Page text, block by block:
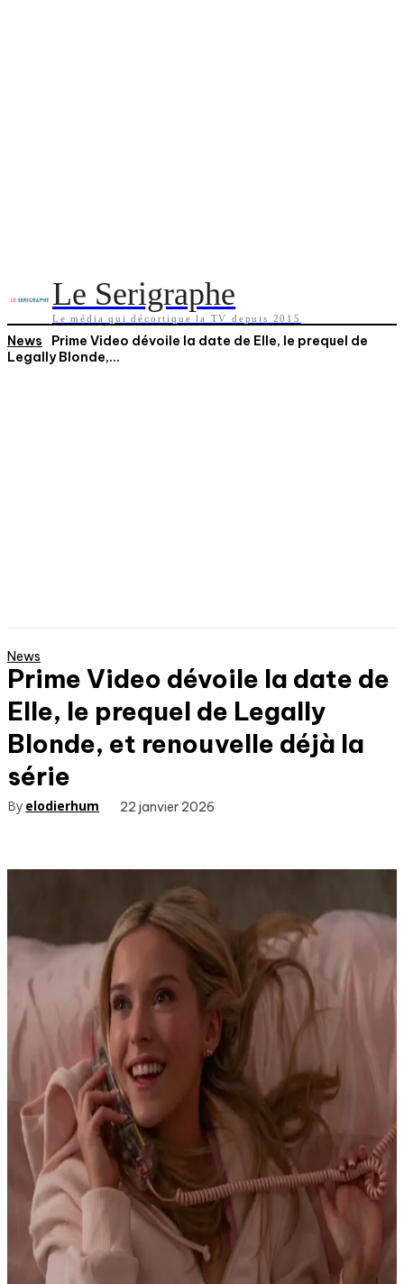
Le Serigraphe
Le média qui décortique la TV depuis 2015
News
Prime Video dévoile la date de Elle, le prequel de
Legally Blonde,...
News
Prime Video dévoile la date de
Elle, le prequel de Legally
Blonde, et renouvelle déjà la
série
By elodierhum 22 janvier 2026